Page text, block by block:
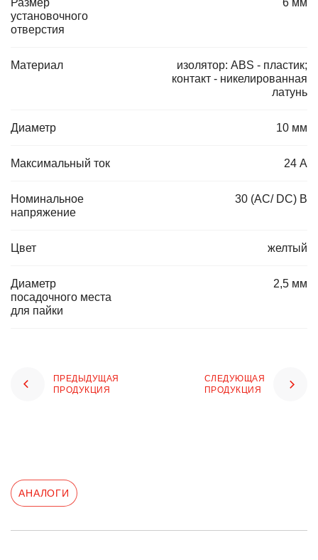
установочного
отверстия
Материал
изолятор: ABS - пластик;
контакт - никелированная
латунь
Диаметр 10 мм
Максимальный ток 24 А
Номинальное
напряжение
30 (AC/ DC) В
Цвет желтый
Диаметр
посадочного места
для пайки
2,5 мм
ПРЕДЫДУЩАЯ
ПРОДУКЦИЯ
СЛЕДУЮЩАЯ
ПРОДУКЦИЯ
АНАЛОГИ